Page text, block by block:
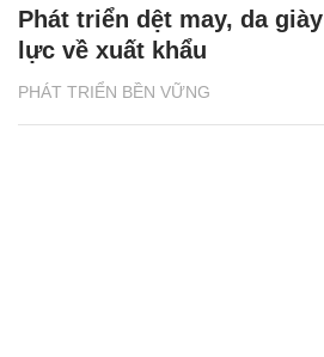
PHÁT TRIỂN BỀN VỮNG
Phát triển dệt may, da
lực về xuất khẩu